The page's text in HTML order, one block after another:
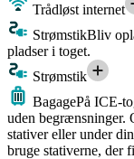
Trådløst internet
StrømstikBliv
pladser i toget.
Strømstik
BagagePå ICE-
uden begrænsninger.
stativer eller under
bruge stativerne, der